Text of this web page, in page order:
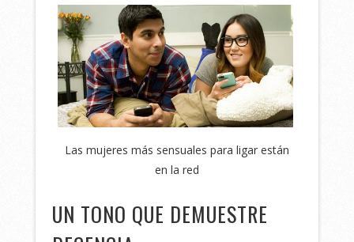
Las mujeres más sensuales para ligar están
en la red
UN TONO QUE DEMUESTRE